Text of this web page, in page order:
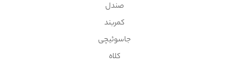
صندل
کمربند
جاسوئیچی
کلاه